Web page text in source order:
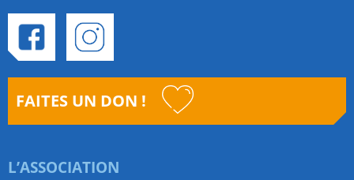
Facebook
FAITES UN DON !
L’ASSOCIATION